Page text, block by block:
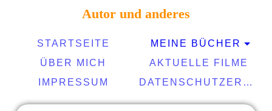
Autor und anderes
STARTSEITE
MEINE BÜCHER
ÜBER MICH
AKTUELLE FILME
IMPRESSUM
DATENSCHUTZERKLÄRUNG